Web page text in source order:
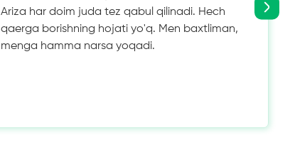
Ariza har doim juda tez qabul qilinadi. Hech
qaerga borishning hojati yo'q. Men baxtliman,
menga hamma narsa yoqadi.